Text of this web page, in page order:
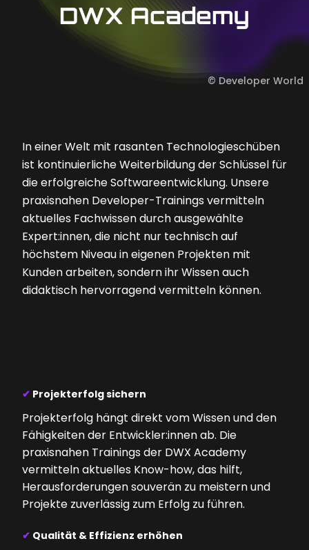
DWX Academy
©Developer World
In einer Welt mit rasanten Technologieschüben
ist kontinuierliche Weiterbildung der Schlüssel für
die erfolgreiche Softwareentwicklung. Unsere
praxisnahen Developer-Trainings vermitteln
aktuelles Fachwissen durch ausgewählte
Expert:innen, die nicht nur technisch auf
höchstem Niveau in eigenen Projekten mit
Kunden arbeiten, sondern ihr Wissen auch
didaktisch hervorragend vermitteln können.
✔ Projekterfolg sichern
Projekterfolg hängt direkt vom Wissen und den
Fähigkeiten der Entwickler:innen ab. Die
praxisnahen Trainings der DWX Academy
vermitteln aktuelles Know-how, das hilft,
Herausforderungen souverän zu meistern und
Projekte zuverlässig zum Erfolg zu führen.
✔ Qualität & Effizienz erhöhen